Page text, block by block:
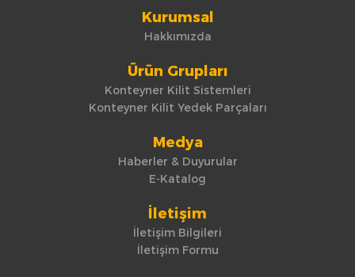
Kurumsal
Hakkımızda
Ürün Grupları
Konteyner Kilit Sistemleri
Konteyner Kilit Yedek Parçaları
Medya
Haberler & Duyurular
E-Katalog
İletişim
İletişim Bilgileri
İletişim Formu